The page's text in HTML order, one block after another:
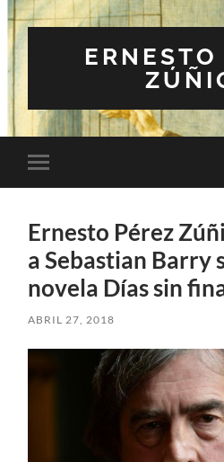
ERNESTO
Alternar
el
Ernesto Pérez
a Sebastian Barry
novela Días sin
ABRIL 27, 2018